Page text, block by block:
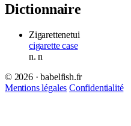
Dictionnaire
Zigarettenetui
cigarette case
n.n
© 2026 · babelfish.fr
Mentions légales Confidentialité